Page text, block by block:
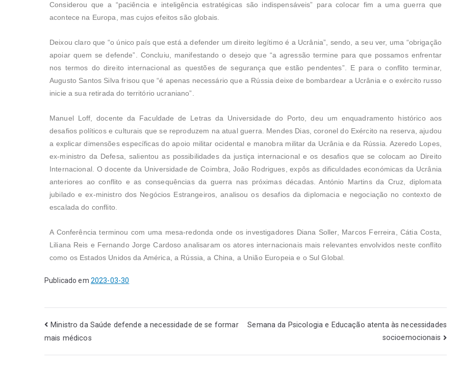
Considerou que a “paciência e inteligência estratégicas são indispensáveis” para colocar fim a uma guerra que
acontece na Europa, mas cujos efeitos são globais.
Deixou claro que “o único país que está a defender um direito legítimo é a Ucrânia”, sendo, a seu ver, uma “obrigação
apoiar quem se defende”. Concluiu, manifestando o desejo que “a agressão termine para que possamos enfrentar
nos termos do direito internacional as questões de segurança que estão pendentes”. E para o conflito terminar,
Augusto Santos Silva frisou que “é apenas necessário que a Rússia deixe de bombardear a Ucrânia e o exército russo
inicie a sua retirada do território ucraniano”.
Manuel Loff, docente da Faculdade de Letras da Universidade do Porto, deu um enquadramento histórico aos
desafios políticos e culturais que se reproduzem na atual guerra. Mendes Dias, coronel do Exército na reserva, ajudou
a explicar dimensões específicas do apoio militar ocidental e manobra militar da Ucrânia e da Rússia. Azeredo Lopes,
ex-ministro da Defesa, salientou as possibilidades da justiça internacional e os desafios que se colocam ao Direito
Internacional. O docente da Universidade de Coimbra, João Rodrigues, expôs as dificuldades económicas da Ucrânia
anteriores ao conflito e as consequências da guerra nas próximas décadas. António Martins da Cruz, diplomata
jubilado e ex-ministro dos Negócios Estrangeiros, analisou os desafios da diplomacia e negociação no contexto de
escalada do conflito.
A Conferência terminou com uma mesa-redonda onde os investigadores Diana Soller, Marcos Ferreira, Cátia Costa,
Liliana Reis e Fernando Jorge Cardoso analisaram os atores internacionais mais relevantes envolvidos neste conflito
como os Estados Unidos da América, a Rússia, a China, a União Europeia e o Sul Global.
Publicado em 2023-03-30
Ministro da Saúde defende a necessidade de se formar
mais médicos
Semana da Psicologia e Educação atenta às necessidades
socioemocionais